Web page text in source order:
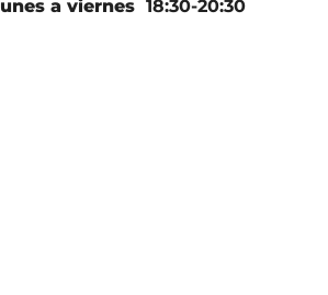
a viernes 18:30-20:30